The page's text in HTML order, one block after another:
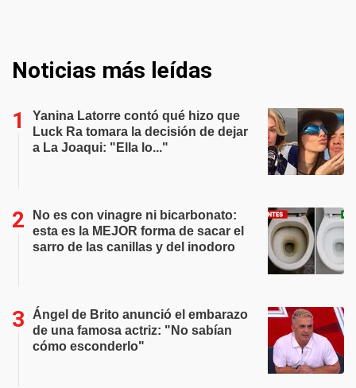
Noticias más leídas
Yanina Latorre contó qué hizo que
Luck Ra tomara la decisión de dejar
a La Joaqui: "Ella lo..."
No es con vinagre ni bicarbonato:
esta es la MEJOR forma de sacar el
sarro de las canillas y del inodoro
Ángel de Brito anunció el embarazo
de una famosa actriz: "No sabían
cómo esconderlo"